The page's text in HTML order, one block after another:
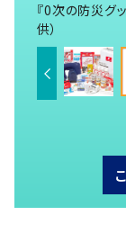
『0次の防災グ
供）